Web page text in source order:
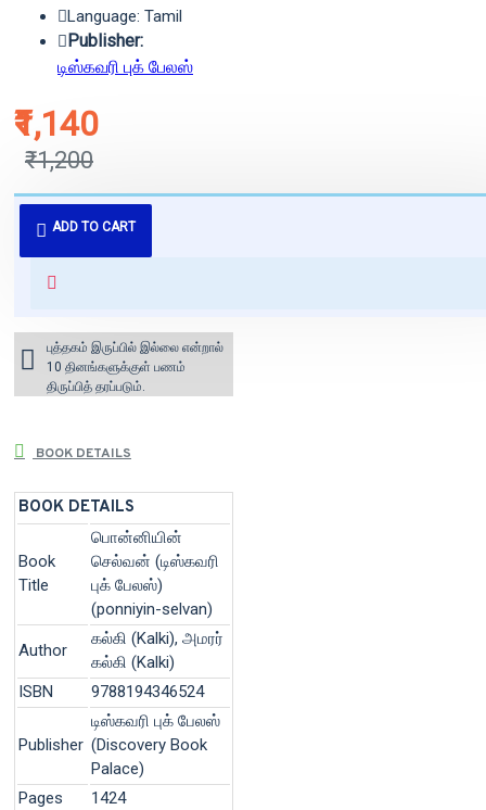
₹1,140
₹1,200
Language: Tamil
Publisher:
டிஸ்கவரி புக் பேலஸ்
ADD TO CART
புத்தகம் 3 - 7 நாட்களில் அனுப்பி
வைக்கப்படும்.
for orders above ₹1000 within
புத்தகம் இருப்பில் இல்லை என்றால்
10 தினங்களுக்குள் பணம்
திருப்பித் தரப்படும்.
BOOK DETAILS
BOOK DETAILS
Book
Title
பொன்னியின்
செல்வன் (டிஸ்கவரி
புக் பேலஸ்)
(ponniyin-selvan)
Author
கல்கி (Kalki), அமரர்
கல்கி (Kalki)
ISBN
9788194346524
Publisher
டிஸ்கவரி புக் பேலஸ்
(Discovery Book
Palace)
Pages
1424